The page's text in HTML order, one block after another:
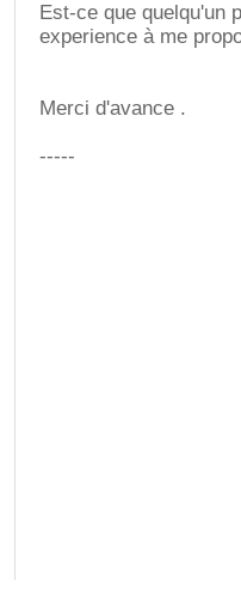
Est-ce que quelqu'un
experience à me
Merci d'avance .
-----